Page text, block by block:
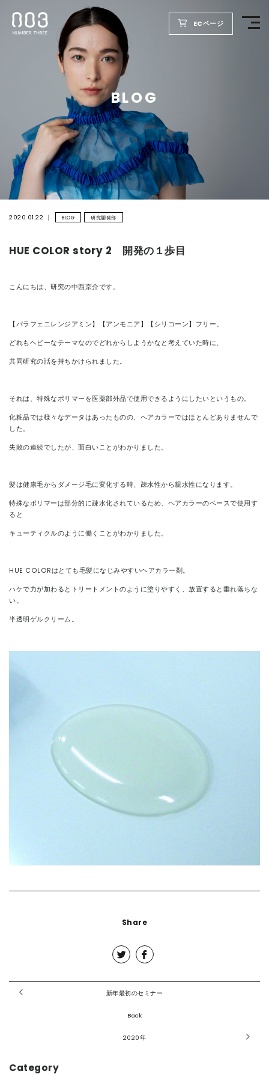
ECページ
BLOG
2020.01.22 BLOG 研究開発部
HUE COLOR story 2 開発の１歩目
こんにちは、研究の中西京介です。
【パラフェニレンジアミン】【アンモニア】【シリコーン】フリー。
どれもヘビーなテーマなのでどれからしようかなと考えていた時に、
共同研究の話を持ちかけられました。
それは、特殊なポリマーを医薬部外品で使用できるようにしたいというもの。
化粧品では様々なデータはあったものの、ヘアカラーではほとんどありませんで
した。
失敗の連続でしたが、面白いことがわかりました。
髪は健康毛からダメージ毛に変化する時、疎水性から親水性になります。
特殊なポリマーは部分的に疎水化されているため、ヘアカラーのベースで使用す
ると
キューティクルのように働くことがわかりました。
HUE COLORはとても毛髪になじみやすいヘアカラー剤。
ハケで力が加わるとトリートメントのように塗りやすく、放置すると垂れ落ちな
い。
半透明ゲルクリーム。
Share
新年最初のセミナー
Back
2020年
Category
TOP
PRODUCTS
WELLBEING REPORT
FOR SALON
COMPANY
RECRUIT
CONTACT